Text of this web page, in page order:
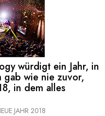
würdigt ein Jahr, in
gab wie nie zuvor,
in dem alles
JAHR 2018